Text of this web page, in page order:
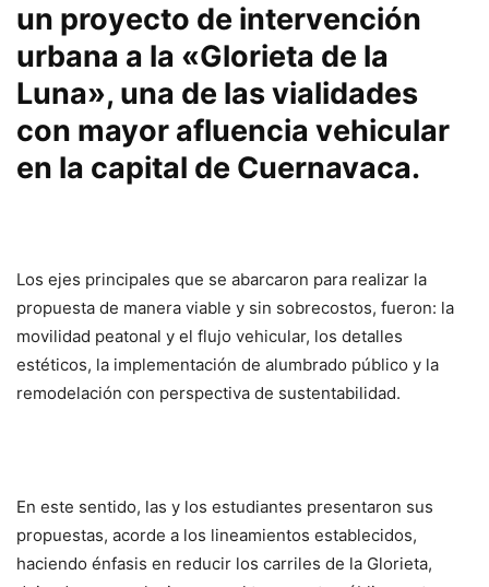
un proyecto de intervención
urbana a la «Glorieta de la
Luna», una de las vialidades
con mayor afluencia vehicular
en la capital de Cuernavaca.
Los ejes principales que se abarcaron para realizar la
propuesta de manera viable y sin sobrecostos, fueron: la
movilidad peatonal y el flujo vehicular, los detalles
estéticos, la implementación de alumbrado público y la
remodelación con perspectiva de sustentabilidad.
En este sentido, las y los estudiantes presentaron sus
propuestas, acorde a los lineamientos establecidos,
haciendo énfasis en reducir los carriles de la Glorieta,